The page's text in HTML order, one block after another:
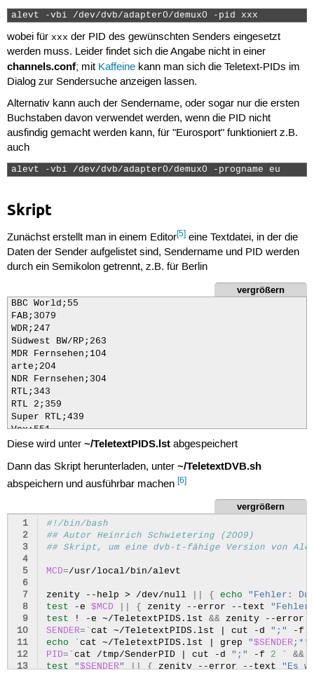
alevt -vbi /dev/dvb/adapter0/demux0 -pid xxx
wobei für xxx der PID des gewünschten Senders eingesetzt
werden muss. Leider findet sich die Angabe nicht in einer
channels.conf; mit Kaffeinekann man sich die Teletext-PIDs im
Dialog zur Sendersuche anzeigen lassen.
Alternativ kann auch der Sendername, oder sogar nur die ersten
Buchstaben davon verwendet werden, wenn die PID nicht
ausfindig gemacht werden kann, für "Eurosport" funktioniert z.B.
auch
alevt -vbi /dev/dvb/adapter0/demux0 -progname eu
Skript
Zunächst erstellt man in einem Editor[5]eine Textdatei, in der die
Daten der Sender aufgelistet sind, Sendername und PID werden
durch ein Semikolon getrennt, z.B. für Berlin
vergrößern
BBC World;55
FAB;3079
WDR;247
Südwest BW/RP;263
MDR Fernsehen;104
arte;204
NDR Fernsehen;304
RTL;343
RTL 2;359
Super RTL;439
Vox;551
RRB Brandenburg;1504
Phoenix;1304
Das Erste;1404
Eins Extra;1404
info;551
3sat;567
doku;551
KiKa;599
Kabel 1;167
N24;231
Pro Sieben;311
Sat.1;391
9 Live;279
Eurosport;583
DSF;135
VIVA plus;535
Diese wird unter ~/TeletextPIDS.lstabgespeichert
Dann das Skript herunterladen, unter ~/TeletextDVB.sh
abspeichern und ausführbar machen [6]
vergrößern
1
2
3
4
5
6
7
8
9
10
11
12
13
#!/bin/bash
## Autor Heinrich Schwietering (2009)
## Skript, um eine dvb-t-fähige Version von
MCD=/usr/local/bin/alevt
zenity --help > /dev/null { echo
"Fehler:
test
-e $MCD { zenity --error --text
test
! -e ~/TeletextPIDS.lst && zenity --error
SENDER= `cat ~/TeletextPIDS.lst cut -d ";" -f
echo
`cat ~/TeletextPIDS.lst grep "$SENDER
PID= `cat /tmp/SenderPID cut -d ";" -f 2 ` &&
test "$SENDER" || { zenity --error --text "Es